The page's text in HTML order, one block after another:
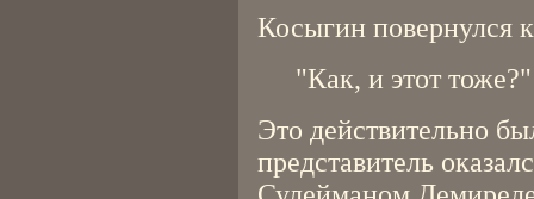
Косыгин повернулся
"Как, и этот тоже?"
Это действительно
представитель